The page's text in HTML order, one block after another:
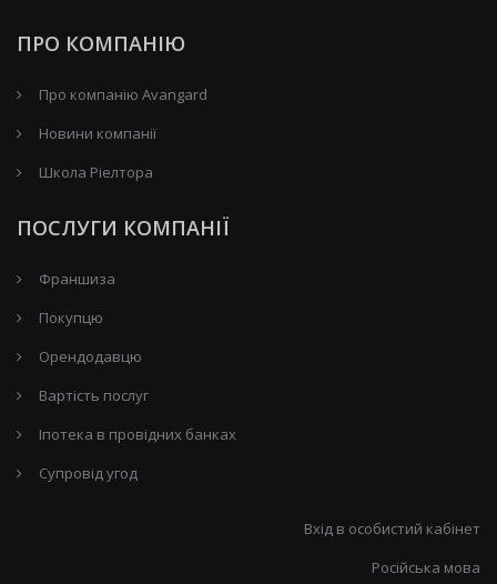
ПРО КОМПАНІЮ
Про компанію Avangard
Новини компанії
Школа Ріелтора
ПОСЛУГИ КОМПАНІЇ
Франшиза
Покупцю
Орендодавцю
Вартість послуг
Іпотека в провідних банках
Супровід угод
Вхід в особистий кабінет
Російська мова